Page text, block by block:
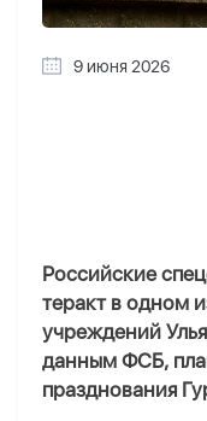
9 июня 2026
Российские
теракт в одном
учреждений
данным ФСБ,
празднования